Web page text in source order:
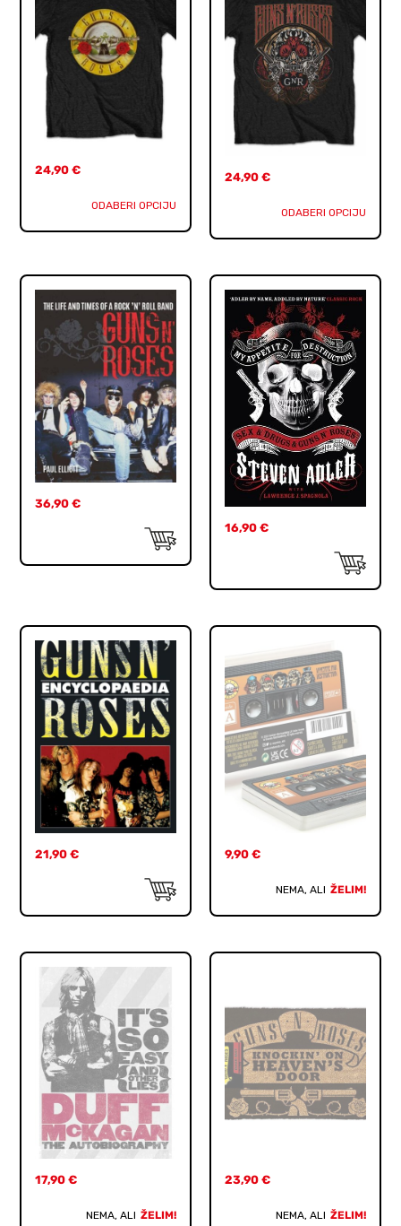
24,90€
ODABERI OPCIJU
24,90 €
ODABERI OPCIJU
36,90€
16,90 €
21,90€ 9,90 €
NEMA, ALI ŽELIM!
17,90€
NEMA, ALI ŽELIM!
23,90 €
NEMA, ALI ŽELIM!